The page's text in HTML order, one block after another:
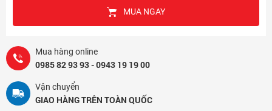
MUA NGAY
Mua hàng online
0985 82 93 93 - 0943 19 19 00
Vận chuyển
GIAO HÀNG TRÊN TOÀN QUỐC